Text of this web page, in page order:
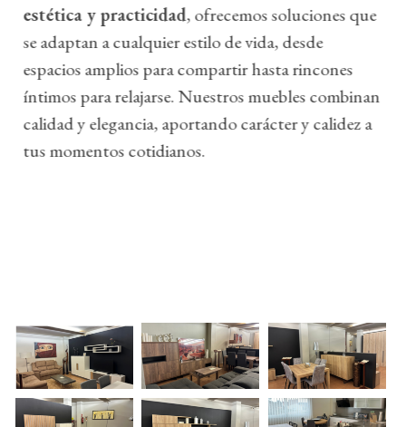
estética y practicidad, ofrecemos soluciones que
se adaptan a cualquier estilo de vida, desde
espacios amplios para compartir hasta rincones
íntimos para relajarse. Nuestros muebles combinan
calidad y elegancia, aportando carácter y calidez a
tus momentos cotidianos.